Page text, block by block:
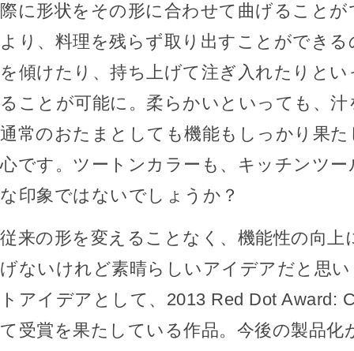
際に形状をその形に合わせて曲げること
より、料理を残らず取り出すことができ
を傾けたり、持ち上げて注ぎ入れたりと
ることが可能に。柔らかいといっても、
通常のおたまとしても機能もしっかり果
心です。ツートンカラーも、キッチンツ
な印象ではないでしょうか？
従来の形を変えることなく、機能性の向上
げないけれど素晴らしいアイデアだと思
トアイデアとして、2013 Red Dot Award:
て受賞を果たしている作品。今後の製品化